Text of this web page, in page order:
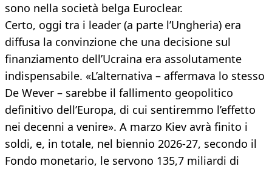
sono nella società belga Euroclear.
Certo, oggi tra i leader (a parte l’Ungheria) era
diffusa la convinzione che una decisione sul
finanziamento dell’Ucraina era assolutamente
indispensabile. «L’alternativa – affermava lo stesso
De Wever – sarebbe il fallimento geopolitico
definitivo dell’Europa, di cui sentiremmo l’effetto
nei decenni a venire». A marzo Kiev avrà finito i
soldi, e, in totale, nel biennio 2026-27, secondo il
Fondo monetario, le servono 135,7 miliardi di